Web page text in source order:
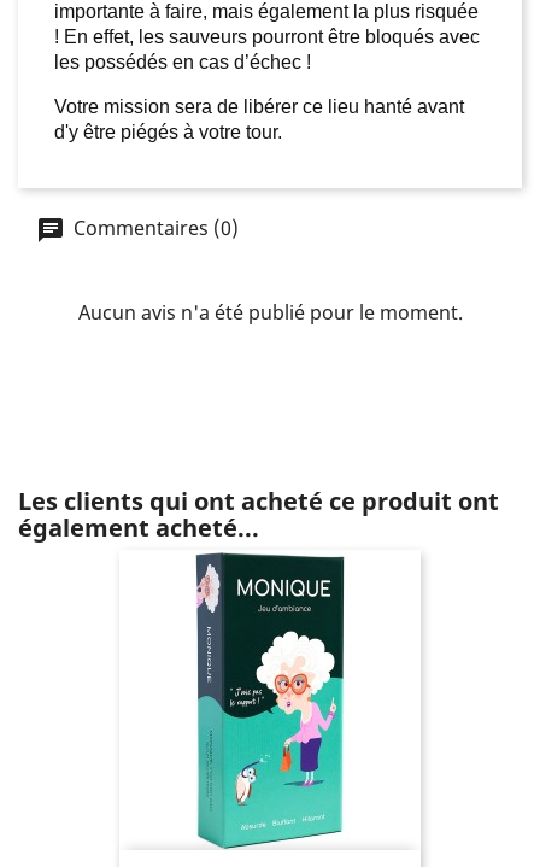
importante à faire, mais également la plus risquée
! En effet, les sauveurs pourront être bloqués avec
les possédés en cas d’échec !
Votre mission sera de libérer ce lieu hanté avant
d'y être piégés à votre tour.
Commentaires (0)
Aucun avis n'a été publié pour le moment.
Les clients qui ont acheté ce produit ont
également acheté...